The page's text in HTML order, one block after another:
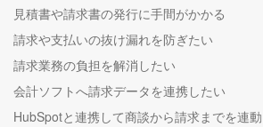
見積書や請求書の発行に手間がかかる
請求や支払いの抜け漏れを防ぎたい
請求業務の負担を解消したい
会計ソフトへ請求データを連携したい
HubSpotと連携して商談から請求までを連動